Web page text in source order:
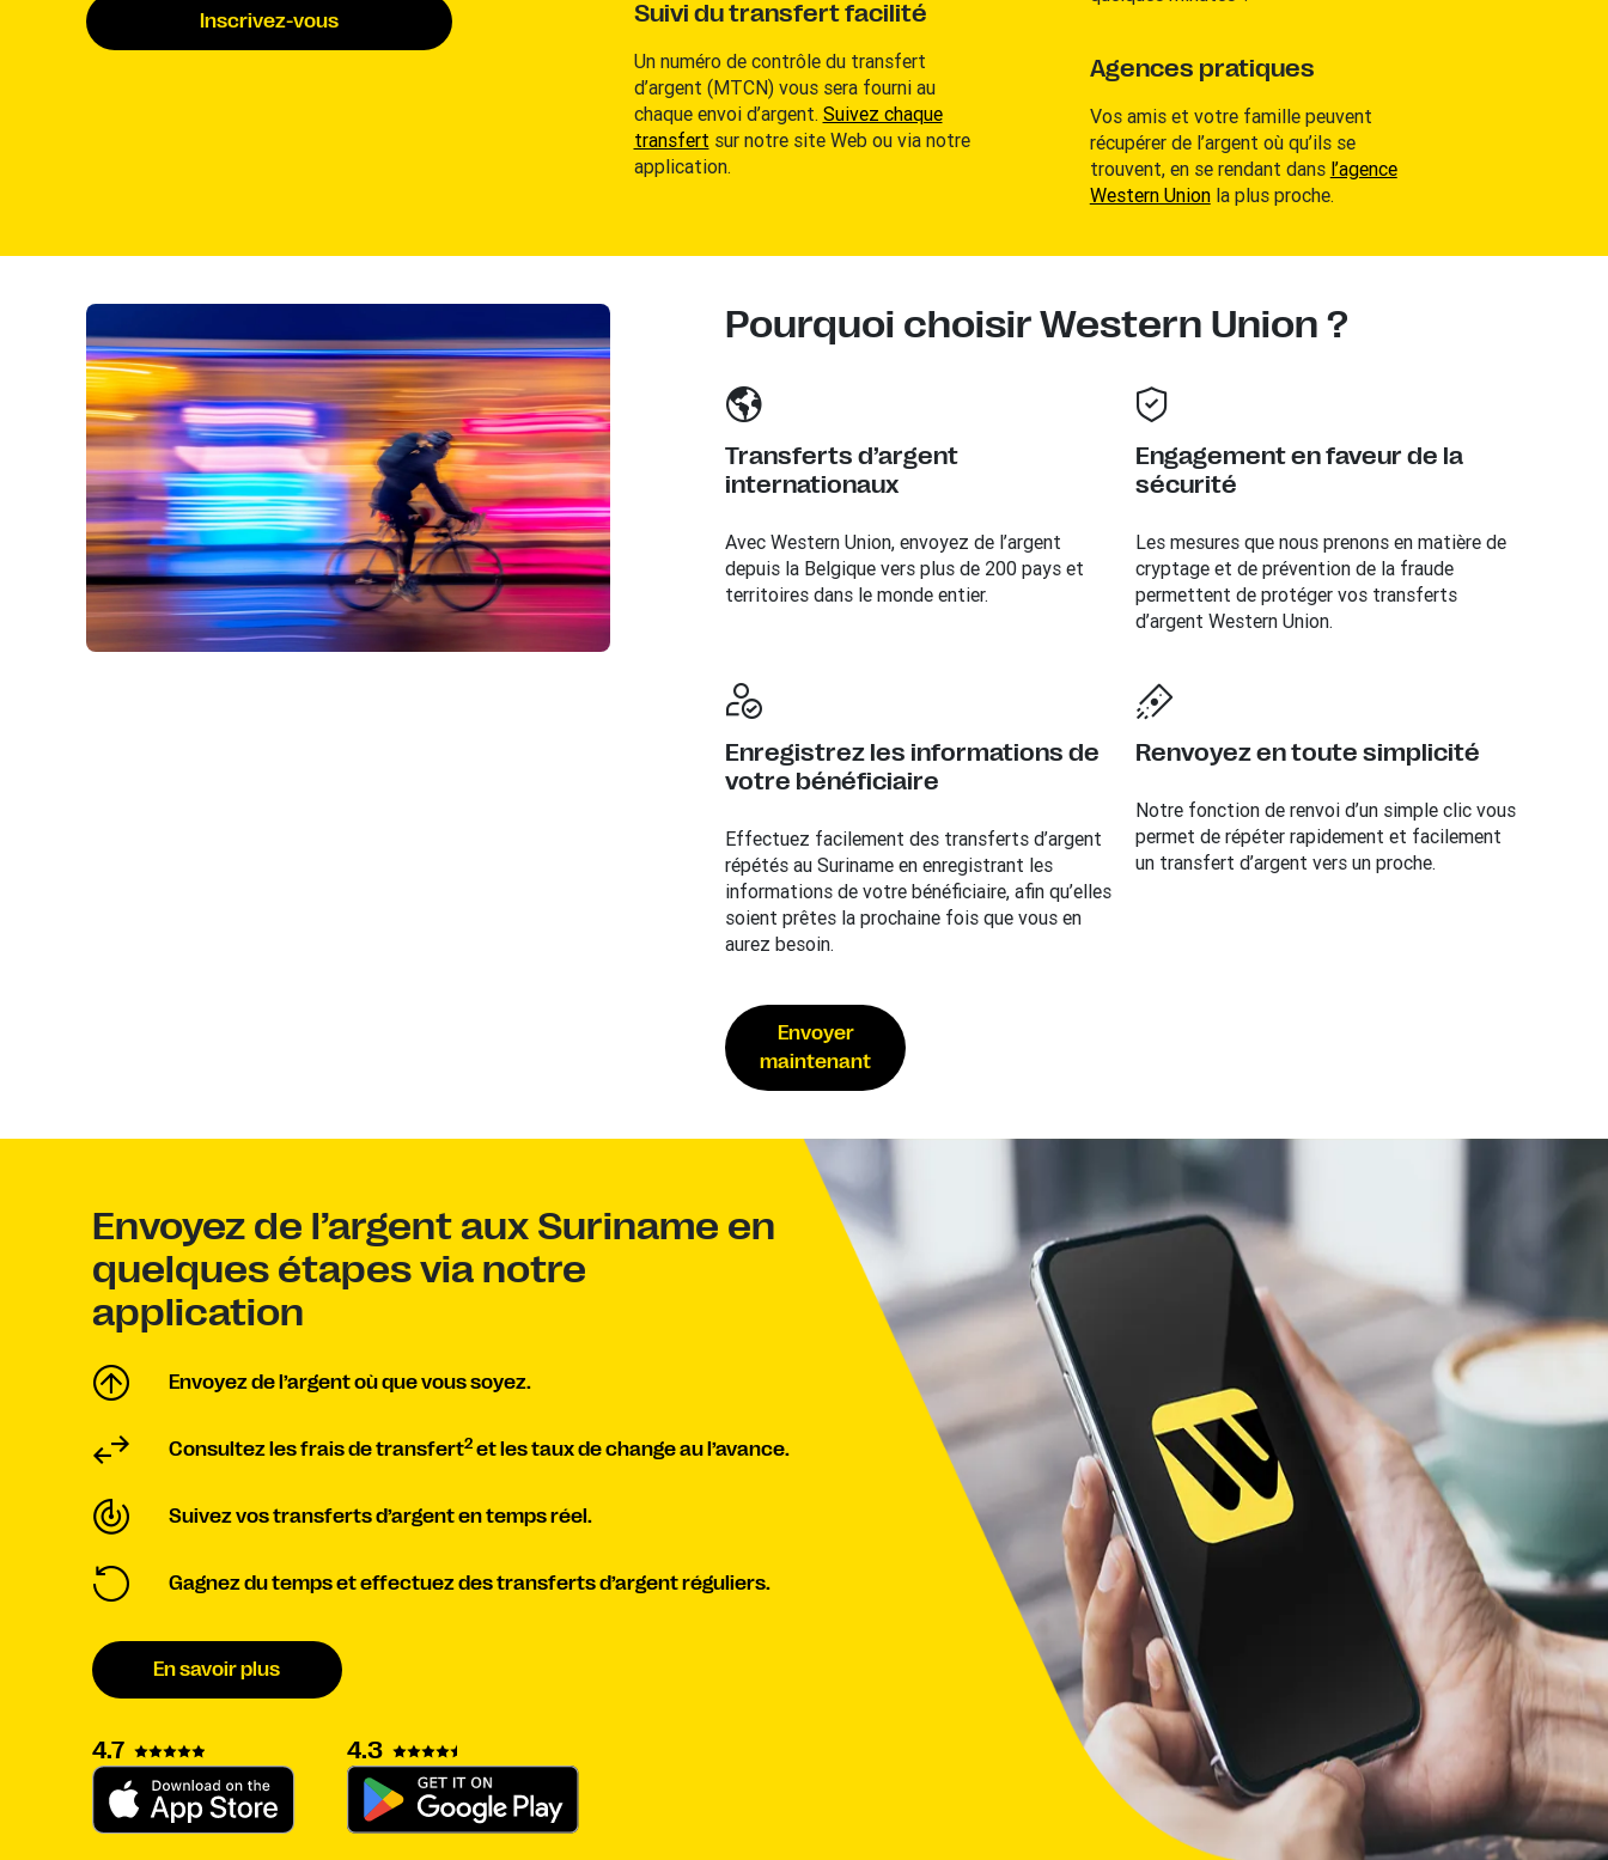
Inscrivez-vous Suivi du transfert facilité
Un numéro de contrôle du transfert
d’argent (MTCN) vous sera fourni au
chaque envoi d’argent. Suivez chaque
transfert sur notre site Web ou via notre
application.
Agences pratiques
Vos amis et votre famille peuvent
récupérer de l’argent où qu’ils se
trouvent, en se rendant dans l’agence
Western Unionla plus proche.
Pourquoi choisir Western Union ?
Transferts d’argent
internationaux
Avec Western Union, envoyez de l’argent
depuis la Belgique vers plus de 200 pays et
territoires dans le monde entier.
Engagement en faveur de la
sécurité
Les mesures que nous prenons en matière de
cryptage et de prévention de la fraude
permettent de protéger vos transferts
d’argent Western Union.
Enregistrez les informations de
votre bénéficiaire
Effectuez facilement des transferts d’argent
répétés au Suriname en enregistrant les
informations de votre bénéficiaire, afin qu’elles
soient prêtes la prochaine fois que vous en
aurez besoin.
Renvoyez en toute simplicité
Notre fonction de renvoi d’un simple clic vous
permet de répéter rapidement et facilement
un transfert d’argent vers un proche.
Envoyer
maintenant
Envoyez de l’argent aux Suriname en
quelques étapes via notre
application
Envoyez de l’argent où que vous soyez.
Consultez les frais de transfert2 et les taux de change au l’avance.
Suivez vos transferts d’argent en temps réel.
Gagnez du temps et effectuez des transferts d’argent réguliers.
En savoir plus
4.7 4.3